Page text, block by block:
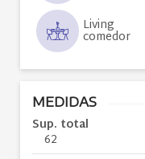
Living
comedor
MEDIDAS
Sup. total
62